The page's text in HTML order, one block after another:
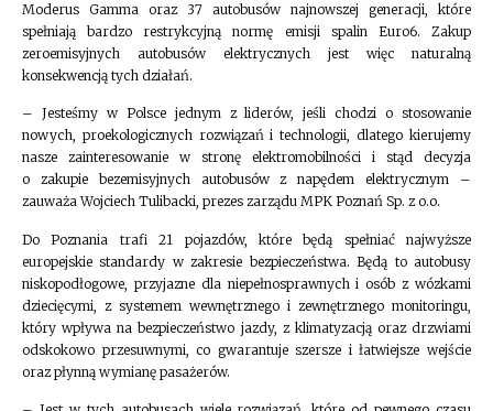
Moderus Gamma oraz 37 autobusów najnowszej generacji, które
spełniają bardzo restrykcyjną normę emisji spalin Euro6. Zakup
zeroemisyjnych autobusów elektrycznych jest więc naturalną
konsekwencją tych działań.
– Jesteśmy w Polsce jednym z liderów, jeśli chodzi o stosowanie
nowych, proekologicznych rozwiązań i technologii, dlatego kierujemy
nasze zainteresowanie w stronę elektromobilności i stąd decyzja
o zakupie bezemisyjnych autobusów z napędem elektrycznym –
zauważa Wojciech Tulibacki, prezes zarządu MPK Poznań Sp. z o.o.
Do Poznania trafi 21 pojazdów, które będą spełniać najwyższe
europejskie standardy w zakresie bezpieczeństwa. Będą to autobusy
niskopodłogowe, przyjazne dla niepełnosprawnych i osób z wózkami
dziecięcymi, z systemem wewnętrznego i zewnętrznego monitoringu,
który wpływa na bezpieczeństwo jazdy, z klimatyzacją oraz drzwiami
odskokowo przesuwnymi, co gwarantuje szersze i łatwiejsze wejście
oraz płynną wymianę pasażerów.